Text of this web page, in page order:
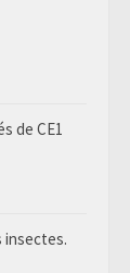
de CE1
insectes.